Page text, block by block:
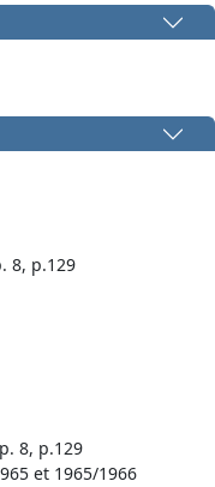
8, p.129
8, p.129
et 1965/1966